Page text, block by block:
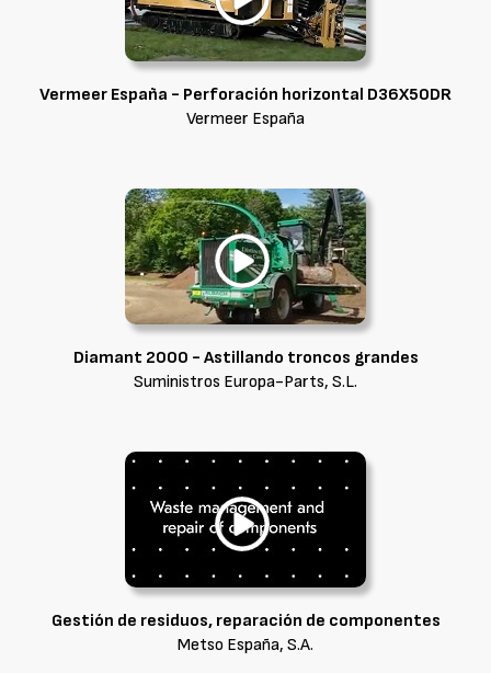
Vermeer España - Perforación horizontal D36X50DR
Vermeer España
Diamant 2000 - Astillando troncos grandes
Suministros Europa-Parts, S.L.
Gestión de residuos, reparación de componentes
Metso España, S.A.